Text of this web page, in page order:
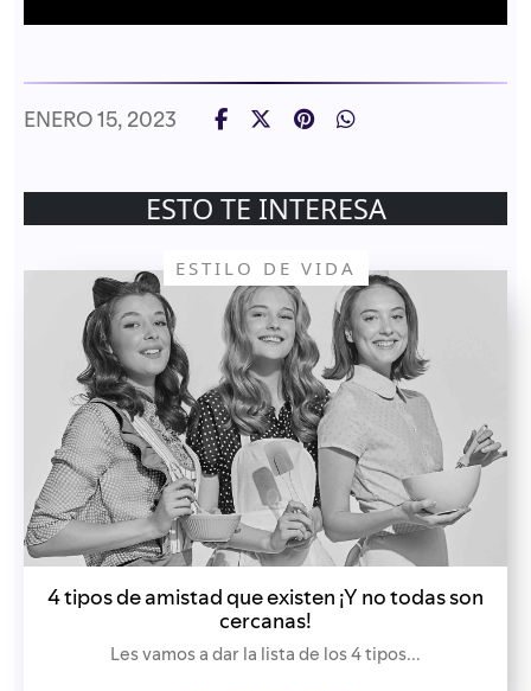
ENERO 15, 2023
ESTO TE INTERESA
ESTILO DE VIDA
4 tipos de amistad que existen ¡Y no todas son
cercanas!
Les vamos a dar la lista de los 4 tipos...